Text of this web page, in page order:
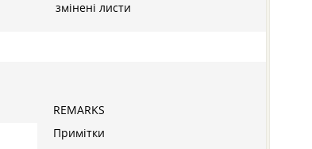
змінені листи
REMARKS
Примітки